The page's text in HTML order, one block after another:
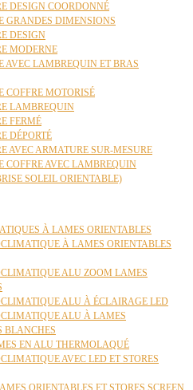
DESIGN COORDONNÉ
GRANDES DIMENSIONS
DESIGN
MODERNE
AVEC LAMBREQUIN ET BRAS
COFFRE MOTORISÉ
LAMBREQUIN
FERMÉ
DÉPORTÉ
AVEC ARMATURE SUR-MESURE
COFFRE AVEC LAMBREQUIN
SOLEIL ORIENTABLE)
À LAMES ORIENTABLES
À LAMES ORIENTABLES
ALU ZOOM LAMES
ALU À ÉCLAIRAGE LED
ALU À LAMES
BLANCHES
EN ALU THERMOLAQUÉ
AVEC LED ET STORES
ORIENTABLES ET STORES SCREEN